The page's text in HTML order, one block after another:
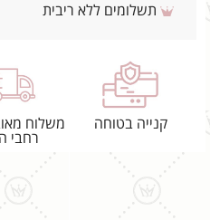
תשלומים ללא ריבית
קנייה בטוחה
משלוח
רחבי